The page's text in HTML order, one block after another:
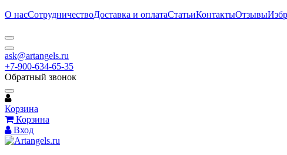
О насСотрудничествоДоставка и оплатаСтатьиКонтактыОтзывы
ask@artangels.ru
+7-900-634-65-35
Обратный звонок
Корзина
Корзина
Вход